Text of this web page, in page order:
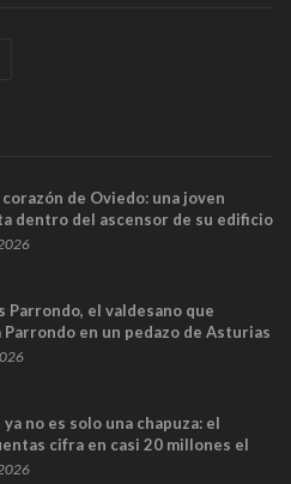
de Oviedo: una joven
dentro del ascensor de su edificio
sus últimos minutos
Parrondo, el valdesano que
en un pedazo de Asturias
ya no es solo una chapuza: el
cifra en casi 20 millones el
trenes que no cabían por los